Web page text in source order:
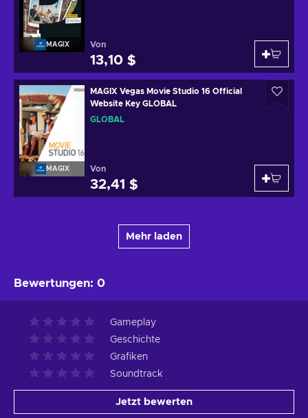
MAGIX Von
13,10 $
MAGIX
MAGIX Vegas Movie Studio 16 Official
Website Key GLOBAL
GLOBAL
Von
32,41 $
Mehr laden
Bewertungen: 0
Gameplay
Geschichte
Grafiken
Soundtrack
Jetzt bewerten